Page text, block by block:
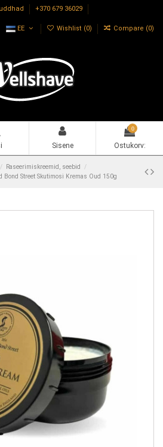
+370 679 36029
EE
Wishlist (0) Compare (0)
Sisene
0
Ostukorv:
Raseerimiskreemid, seebid
Bond Street Skutimosi Kremas Oud 150g